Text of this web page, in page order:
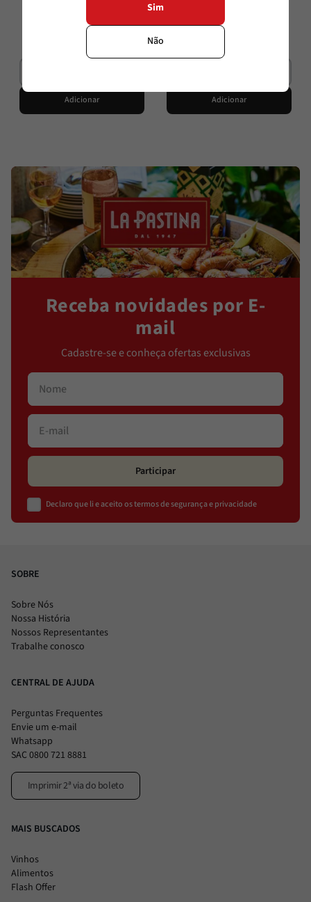
118
94
Adicionar
118
94
Adicionar
Receba novidades por E-
mail
Cadastre-se e conheça ofertas exclusivas
Participar
Declaro que li e aceito os termos de segurança e privacidade
SOBRE
Sobre Nós
Nossa História
Nossos Representantes
Trabalhe conosco
CENTRAL DE AJUDA
Perguntas Frequentes
Envie um e-mail
Whatsapp
SAC 0800 721 8881
Imprimir 2ª via do boleto
MAIS BUSCADOS
Vinhos
Alimentos
Flash Offer
Sim
Não